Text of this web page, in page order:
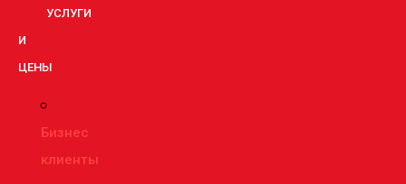
УСЛУГИ
И
ЦЕНЫ
Бизнес
клиенты